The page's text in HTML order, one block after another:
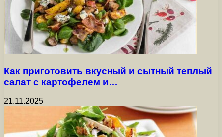
Как приготовить вкусный и сытный теплый
салат с картофелем и…
21.11.2025